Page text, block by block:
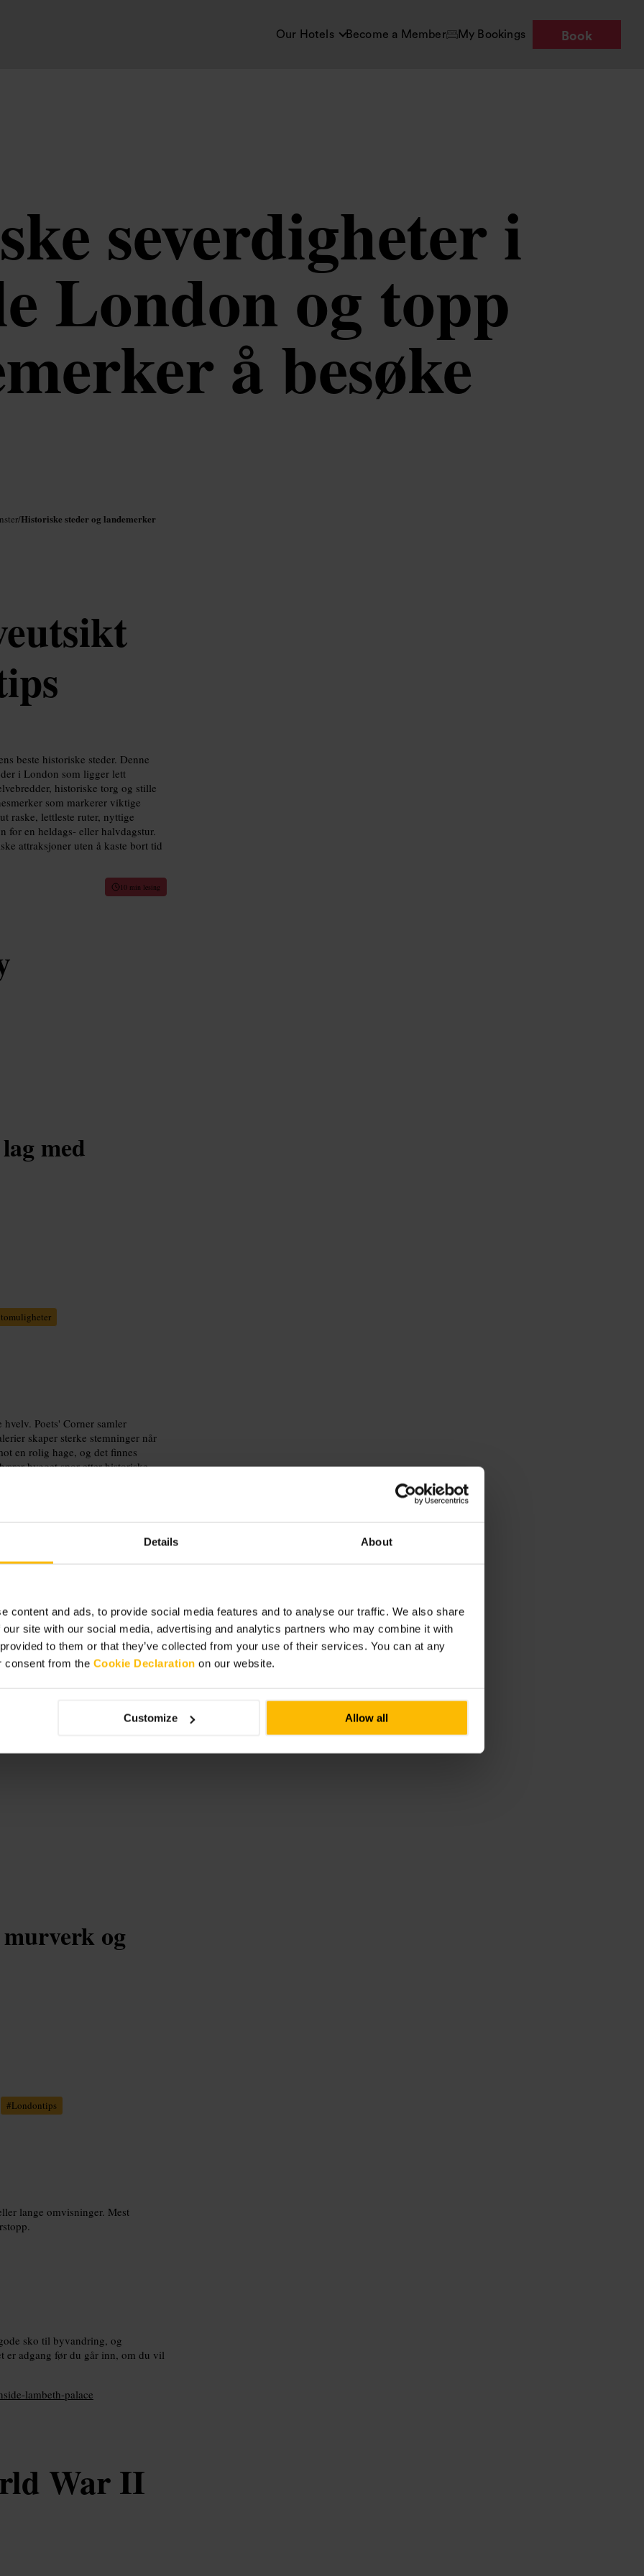
Details About
content and ads, to provide social media features and to analyse our traffic. We also share
site with our social media, advertising and analytics partners who may combine it with
to them or that they’ve collected from your use of their services. You can at any
consent from the Cookie Declaration on our website.
Customize Allow all
Our Hotels Become a Member My Bookings Book
severdigheter i
London og topp
å besøke
/Historiske steder og landemerker
beste historiske steder. Denne
i London som ligger lett
historiske torg og stille
som markerer viktige
raske, lettleste ruter, nyttige
for en heldags- eller halvdagstur.
attraksjoner uten å kaste bort tid
10 min lesing
med
Poets' Corner samler
skaper sterke stemninger når
en rolig hage, og det finnes
bygget spor etter historiske
for gjentatte besøk hvis det tilbys
at du får med deg detaljer.
dager. Kombiner besøket med en
og
#Londontips
lange omvisninger. Mest
sko til byvandring, og
er adgang før du går inn, om du vil
lambeth-palace
War II